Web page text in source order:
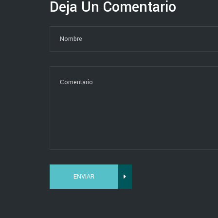
Deja Un Comentario
ENVIAR